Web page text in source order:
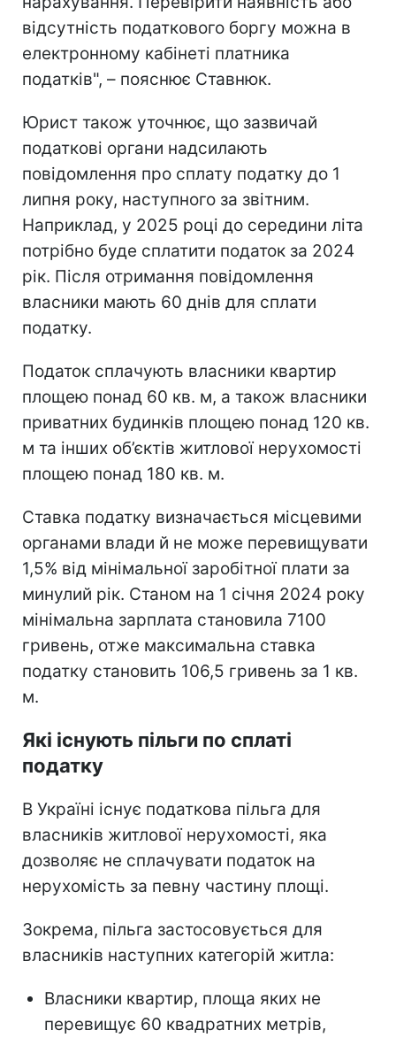
відсутність податкового боргу можна в
електронному кабінеті платника
податків", – пояснює Ставнюк.
Юрист також уточнює, що зазвичай
податкові органи надсилають
повідомлення про сплату податку до 1
липня року, наступного за звітним.
Наприклад, у 2025 році до середини літа
потрібно буде сплатити податок за 2024
рік. Після отримання повідомлення
власники мають 60 днів для сплати
податку.
Податок сплачують власники квартир
площею понад 60 кв. м, а також власники
приватних будинків площею понад 120 кв.
м та інших об’єктів житлової нерухомості
площею понад 180 кв. м.
Ставка податку визначається місцевими
органами влади й не може перевищувати
1,5% від мінімальної заробітної плати за
минулий рік. Станом на 1 січня 2024 року
мінімальна зарплата становила 7100
гривень, отже максимальна ставка
податку становить 106,5 гривень за 1 кв.
м.
Які існують пільги по сплаті
податку
В Україні існує податкова пільга для
власників житлової нерухомості, яка
дозволяє не сплачувати податок на
нерухомість за певну частину площі.
Зокрема, пільга застосовується для
власників наступних категорій житла:
Власники квартир, площа яких не
перевищує 60 квадратних метрів,